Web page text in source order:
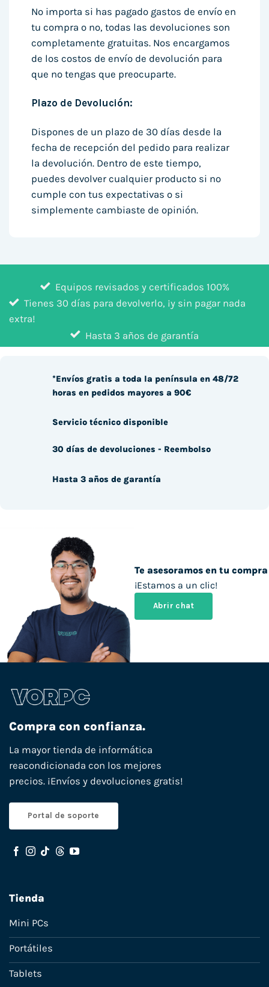
No importa si has pagado gastos de envío en
tu compra o no, todas las devoluciones son
completamente gratuitas. Nos encargamos
de los costos de envío de devolución para
que no tengas que preocuparte.
Plazo de Devolución:
Dispones de un plazo de 30 días desde la
fecha de recepción del pedido para realizar
la devolución. Dentro de este tiempo,
puedes devolver cualquier producto si no
cumple con tus expectativas o si
simplemente cambiaste de opinión.
Equipos revisados y certificados 100%
Tienes 30 días para devolverlo, ¡y sin pagar nada
extra!
Hasta 3 años de garantía
Te asesoramos en tu compra
¡Estamos a un clic!
Abrir chat
*Envíos gratis a toda la península en 48/72
horas en pedidos mayores a 90€
Servicio técnico disponible
30 días de devoluciones - Reembolso
Hasta 3 años de garantía
Compra con confianza.
La mayor tienda de informática
reacondicionada con los mejores
precios. ¡Envíos y devoluciones gratis!
Portal de soporte
Tienda
Mini PCs
Portátiles
Tablets